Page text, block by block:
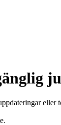
eller